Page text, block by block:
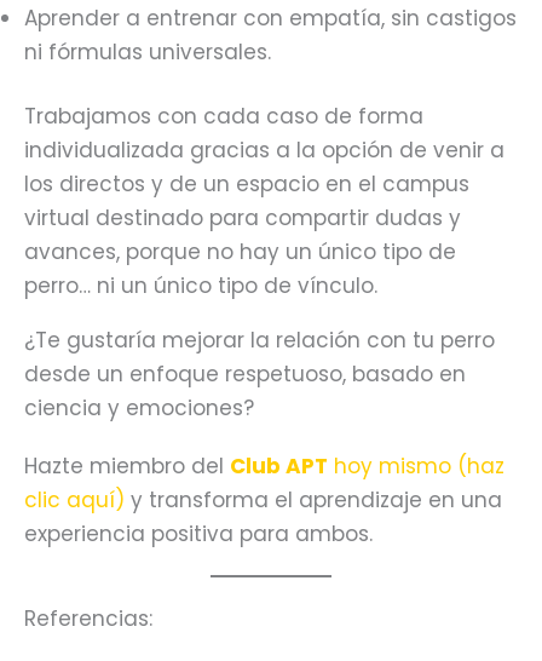
Aprender a entrenar con empatía, sin castigos
ni fórmulas universales.
Trabajamos con cada caso de forma
individualizada gracias a la opción de venir a
los directos y de un espacio en el campus
virtual destinado para compartir dudas y
avances, porque no hay un único tipo de
perro… ni un único tipo de vínculo.
¿Te gustaría mejorar la relación con tu perro
desde un enfoque respetuoso, basado en
ciencia y emociones?
Hazte miembro del Club APT hoy mismo (haz
clic aquí) y transforma el aprendizaje en una
experiencia positiva para ambos.
Referencias: